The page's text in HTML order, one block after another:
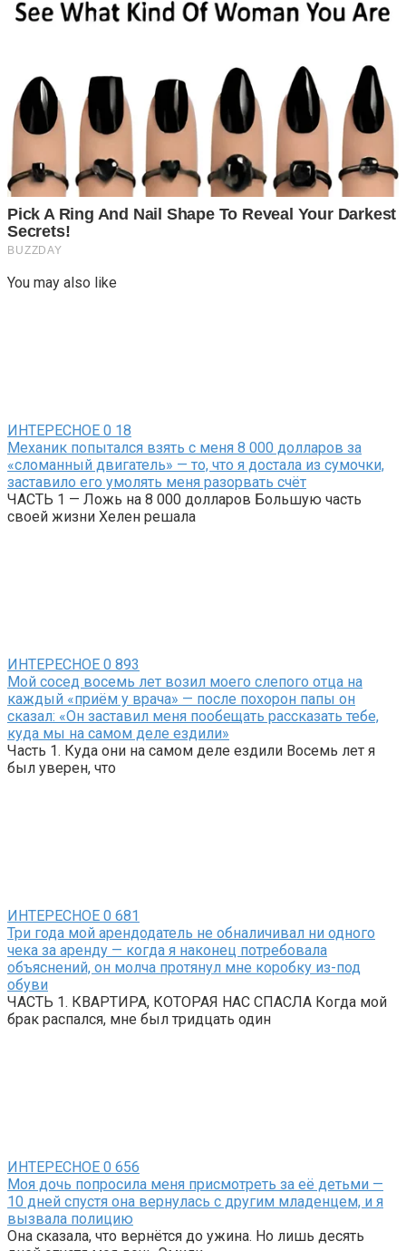
You may also like
ИНТЕРЕСНОЕ 0 18
Механик попытался взять с меня 8 000 долларов за
«сломанный двигатель» — то, что я достала из сумочки,
заставило его умолять меня разорвать счёт
ЧАСТЬ 1 — Ложь на 8 000 долларов Большую часть
своей жизни Хелен решала
ИНТЕРЕСНОЕ 0 893
Мой сосед восемь лет возил моего слепого отца на
каждый «приём у врача» — после похорон папы он
сказал: «Он заставил меня пообещать рассказать тебе,
куда мы на самом деле ездили»
Часть 1. Куда они на самом деле ездили Восемь лет я
был уверен, что
ИНТЕРЕСНОЕ 0 681
Три года мой арендодатель не обналичивал ни одного
чека за аренду — когда я наконец потребовала
объяснений, он молча протянул мне коробку из-под
обуви
ЧАСТЬ 1. КВАРТИРА, КОТОРАЯ НАС СПАСЛА Когда мой
брак распался, мне был тридцать один
ИНТЕРЕСНОЕ 0 656
Моя дочь попросила меня присмотреть за её детьми —
10 дней спустя она вернулась с другим младенцем, и я
вызвала полицию
Она сказала, что вернётся до ужина. Но лишь десять